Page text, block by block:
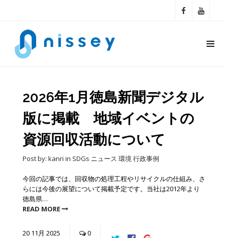
2026年1月徳島新聞デジタル
版に掲載 地域イベントの
資源回収活動について
Post by: kanri in SDGs ニュース 環境行政事例
今回の記事では、回収物の処理工程やリサイクルの仕組み、さ
らには今後の展望について掲載予定です。当社は2012年より
徳島県…
READ MORE
20 11月 2025 0